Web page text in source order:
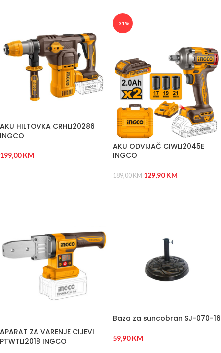
AKU HILTOVKA CRHLI20286
INGCO
199,00KM
-31%
AKU ODVIJAČ CIWLI2045E
INGCO
189,00KM 129,90KM
APARAT ZA VARENJE CIJEVI
PTWTLI2018 INGCO
Baza za suncobran SJ-070-16
59,90KM